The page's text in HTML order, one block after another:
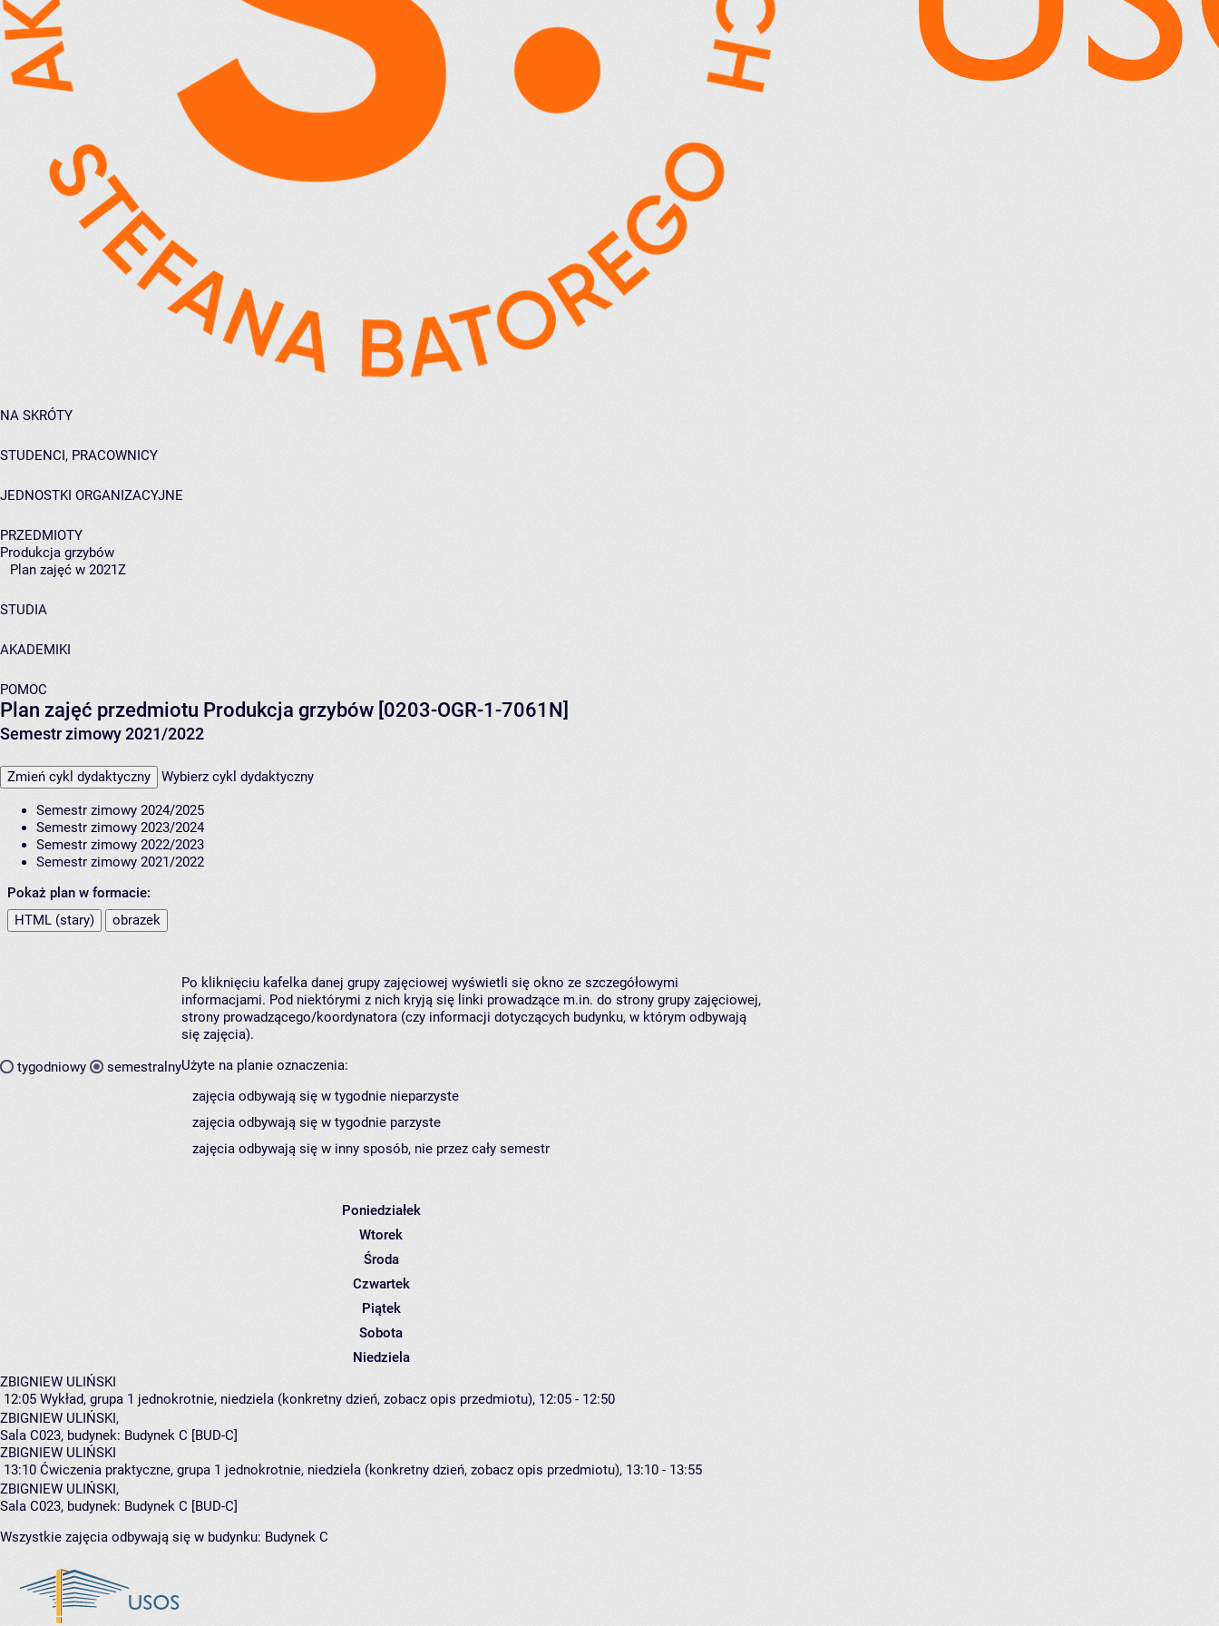
NA SKRÓTY
STUDENCI, PRACOWNICY
JEDNOSTKI ORGANIZACYJNE
PRZEDMIOTY
Produkcja grzybów
Plan zajęć w 2021Z
STUDIA
AKADEMIKI
POMOC
Plan zajęć przedmiotu Produkcja grzybów [0203-OGR-1-7061N]
Semestr zimowy 2021/2022
Zmień cykl dydaktyczny Wybierz cykl dydaktyczny
Semestr zimowy 2024/2025
Semestr zimowy 2023/2024
Semestr zimowy 2022/2023
Semestr zimowy 2021/2022
Pokaż plan w formacie:
HTML (stary)
obrazek
tygodniowy semestralny
Po kliknięciu kafelka danej grupy zajęciowej wyświetli się okno ze szczegółowymi
informacjami. Pod niektórymi z nich kryją się linki prowadzące m.in. do strony grupy zajęciowej,
strony prowadzącego/koordynatora (czy informacji dotyczących budynku, w którym odbywają
się zajęcia).
Użyte na planie oznaczenia:
zajęcia odbywają się w tygodnie nieparzyste
zajęcia odbywają się w tygodnie parzyste
zajęcia odbywają się w inny sposób, nie przez cały semestr
Poniedziałek
Wtorek
Środa
Czwartek
Piątek
Sobota
Niedziela
ZBIGNIEW ULIŃSKI
12:05 Wykład, grupa 1 jednokrotnie, niedziela (konkretny dzień, zobacz opis przedmiotu), 12:05 - 12:50
ZBIGNIEW ULIŃSKI,
Sala C023, budynek: Budynek C [BUD-C]
ZBIGNIEW ULIŃSKI
13:10 Ćwiczenia praktyczne, grupa 1 jednokrotnie, niedziela (konkretny dzień, zobacz opis przedmiotu), 13:10 - 13:55
ZBIGNIEW ULIŃSKI,
Sala C023, budynek: Budynek C [BUD-C]
Wszystkie zajęcia odbywają się w budynku: Budynek C